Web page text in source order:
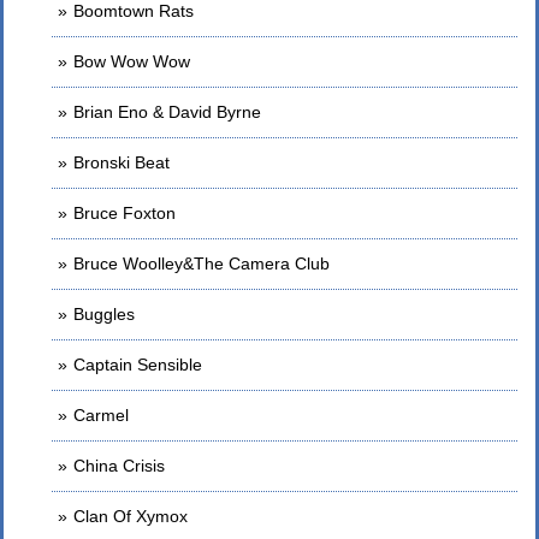
Boomtown Rats
Bow Wow Wow
Brian Eno & David Byrne
Bronski Beat
Bruce Foxton
Bruce Woolley&The Camera Club
Buggles
Captain Sensible
Carmel
China Crisis
Clan Of Xymox